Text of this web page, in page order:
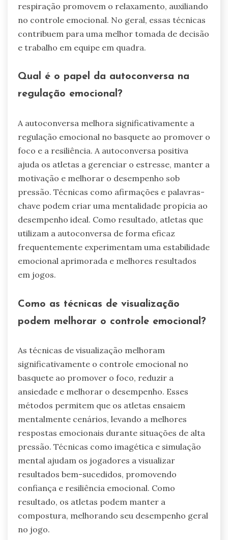
respiração promovem o relaxamento, auxiliando
no controle emocional. No geral, essas técnicas
contribuem para uma melhor tomada de decisão
e trabalho em equipe em quadra.
Qual é o papel da autoconversa na
regulação emocional?
A autoconversa melhora significativamente a
regulação emocional no basquete ao promover o
foco e a resiliência. A autoconversa positiva
ajuda os atletas a gerenciar o estresse, manter a
motivação e melhorar o desempenho sob
pressão. Técnicas como afirmações e palavras-
chave podem criar uma mentalidade propícia ao
desempenho ideal. Como resultado, atletas que
utilizam a autoconversa de forma eficaz
frequentemente experimentam uma estabilidade
emocional aprimorada e melhores resultados
em jogos.
Como as técnicas de visualização
podem melhorar o controle emocional?
As técnicas de visualização melhoram
significativamente o controle emocional no
basquete ao promover o foco, reduzir a
ansiedade e melhorar o desempenho. Esses
métodos permitem que os atletas ensaiem
mentalmente cenários, levando a melhores
respostas emocionais durante situações de alta
pressão. Técnicas como imagética e simulação
mental ajudam os jogadores a visualizar
resultados bem-sucedidos, promovendo
confiança e resiliência emocional. Como
resultado, os atletas podem manter a
compostura, melhorando seu desempenho geral
no jogo.